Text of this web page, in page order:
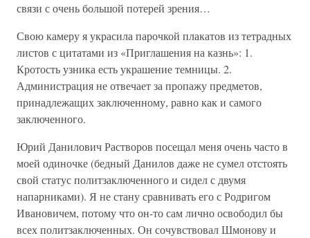
связи с очень большой потерей зрения…
Свою камеру я украсила парочкой плакатов из тетрадных
листов с цитатами из «Приглашения на казнь»: 1.
Кротость узника есть украшение темницы. 2.
Администрация не отвечает за пропажу предметов,
принадлежащих заключенному, равно как и самого
заключенного.
Юрий Данилович Растворов посещал меня очень часто в
моей одиночке (бедный Данилов даже не сумел отстоять
свой статус политзаключенного и сидел с двумя
напарниками). Я не стану сравнивать его с Родригом
Ивановичем, потому что он-то сам лично освободил бы
всех политзаключенных. Он сочувствовал Шмонову и